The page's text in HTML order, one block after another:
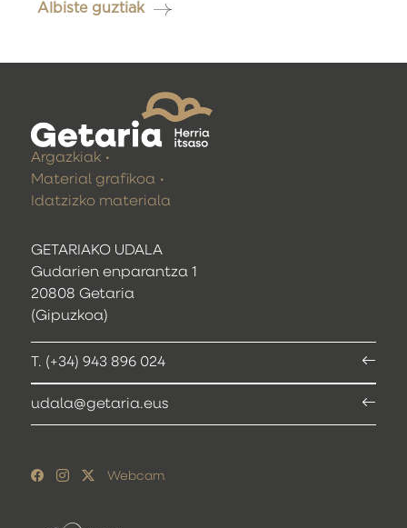
Albiste guztiak
GETARIAKO UDALA
Gudarien enparantza 1
20808 Getaria
(Gipuzkoa)
T. (+34) 943 896 024
udala@getaria.eus
Argazkiak
Material grafikoa
Idatzizko materiala
Webcam